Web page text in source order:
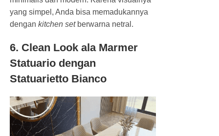
yang simpel, Anda bisa memadukannya
dengan kitchen set berwarna netral.
6. Clean Look ala Marmer
Statuario dengan
Statuarietto Bianco